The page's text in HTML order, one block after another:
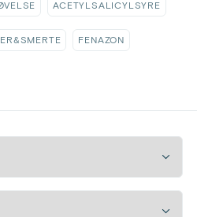
ACETYLSALICYLSYRE
FENAZON